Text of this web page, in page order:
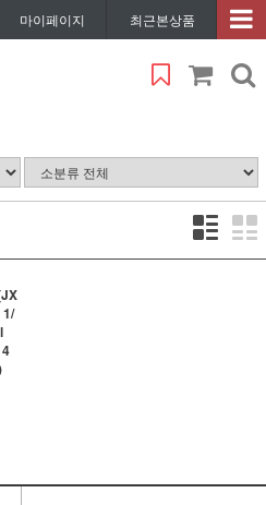
마이페이지 최근본상품